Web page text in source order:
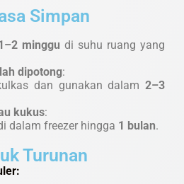
Simpan
minggu di suhu ruang yang
dipotong:
dan gunakan dalam2–3
kukus:
dalam freezer hingga 1 bulan.
Turunan